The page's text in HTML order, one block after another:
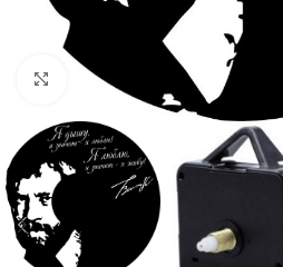
Нажмите, чтобы увеличить